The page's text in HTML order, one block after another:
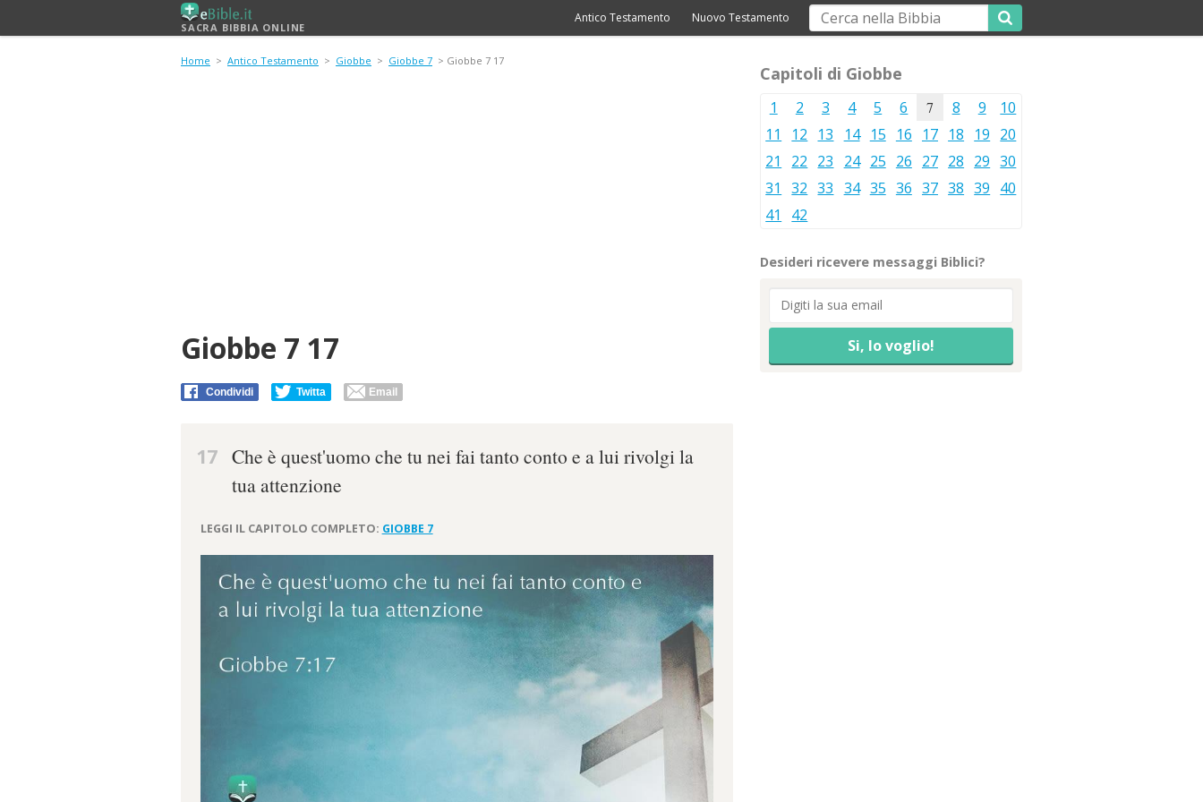
SACRA BIBBIA ONLINE
Antico Testamento Nuovo Testamento
Home > Antico Testamento > Giobbe > Giobbe 7 > Giobbe 7 17
Giobbe 7 17
Condividi Twitta Email
17 Che è quest'uomo che tu nei fai tanto conto e a lui rivolgi la
tua attenzione
LEGGI IL CAPITOLO COMPLETO: GIOBBE 7
Capitoli di Giobbe
1 2 3 4 5 6 7 8 9
10
11
12 13 14 15 16 17 18 19 20
21
22 23 24 25 26 27 28 29 30
31
32 33 34 35 36 37 38 39 40
41
42
Desideri ricevere messaggi Biblici?